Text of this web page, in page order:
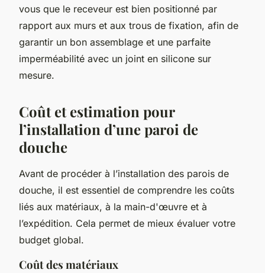
vous que le receveur est bien positionné par
rapport aux murs et aux trous de fixation, afin de
garantir un bon assemblage et une parfaite
imperméabilité avec un joint en silicone sur
mesure.
Coût et estimation pour
l’installation d’une paroi de
douche
Avant de procéder à l’installation des parois de
douche, il est essentiel de comprendre les coûts
liés aux matériaux, à la main-d'œuvre et à
l’expédition. Cela permet de mieux évaluer votre
budget global.
Coût des matériaux